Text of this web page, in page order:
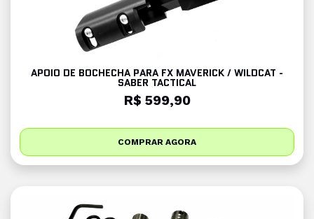
APOIO DE BOCHECHA PARA FX MAVERICK / WILDCAT -
SABER TACTICAL
R$ 599,90
COMPRAR AGORA